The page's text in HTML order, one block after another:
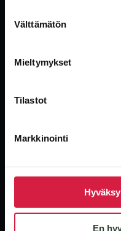
valinta
Välttämätön
Mieltymykset
Tilastot
Markkinointi
En
Oljeisolerade